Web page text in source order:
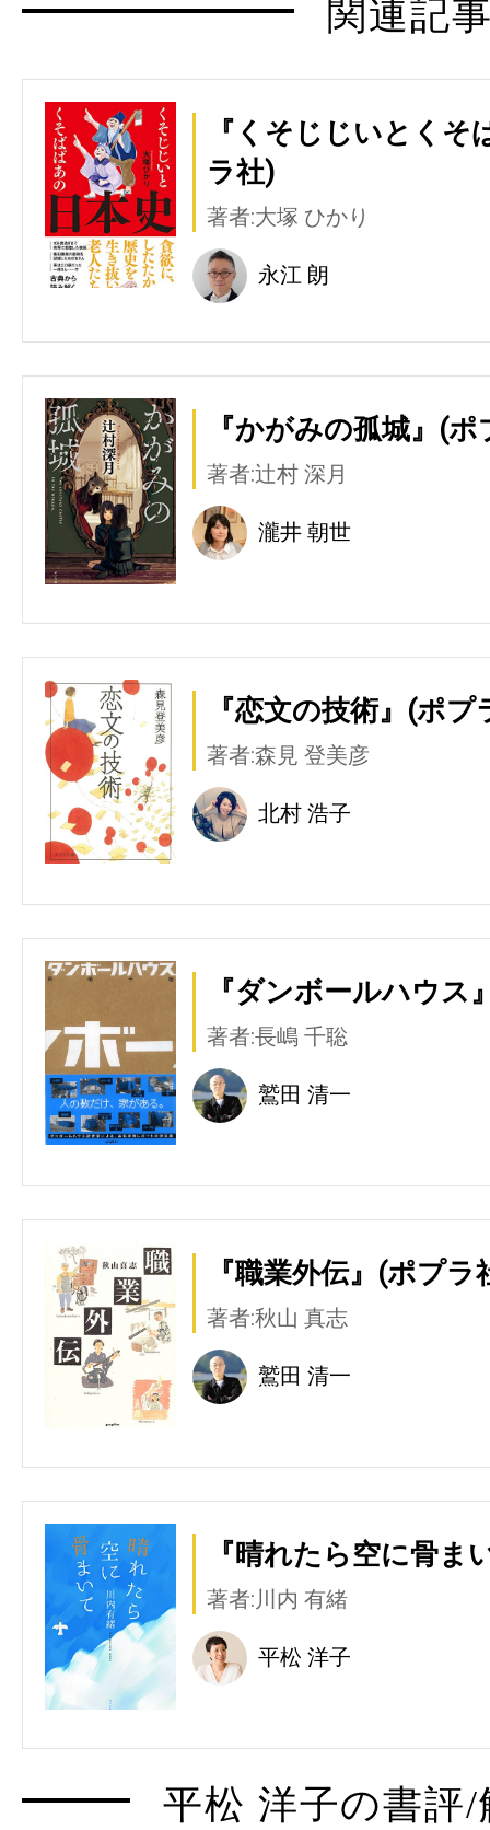
関連記
『くそじじいとく
ラ社)
著者:大塚 ひかり
永江 朗
『かがみの孤城』(
著者:辻村 深月
瀧井 朝世
『恋文の技術』(ポプ
著者:森見 登美彦
北村 浩子
『ダンボールハウス
著者:長嶋 千聡
鷲田 清一
『職業外伝』(ポプラ
著者:秋山 真志
鷲田 清一
『晴れたら空に骨ま
著者:川内 有緒
平松 洋子
平松 洋子の書評